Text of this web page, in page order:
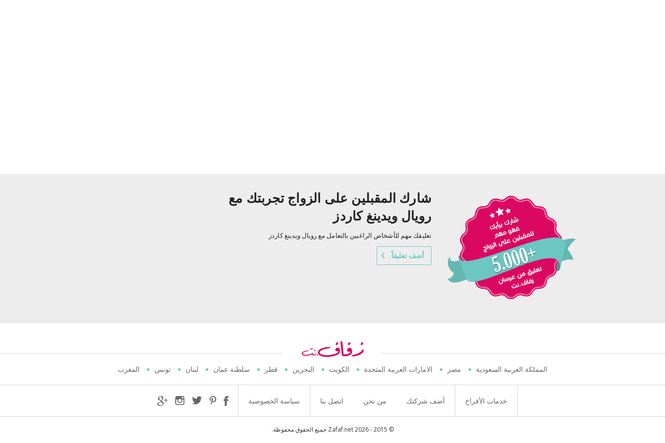
شارك المقبلين على الزواج تجربتك مع
رويال ويدينغ كاردز
تعليقك مهم للأشخاص الراغبين بالتعامل مع رويال ويدينغ كاردز
أضف تعليقاً
المملكة العربية السعودية مصر الامارات العربية المتحدة الكويت البحرين قطر سلطنة عمان لبنان تونس المغرب
خدمات الأفراح أضف شركتك من نحن اتصل بنا سياسة الخصوصية
© 2015 - 2026 Zafaf.net جميع الحقوق محفوظة.